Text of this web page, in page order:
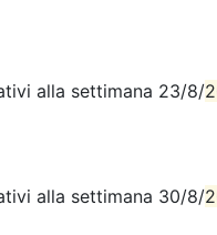
alla settimana 23/8/
alla settimana 30/8/